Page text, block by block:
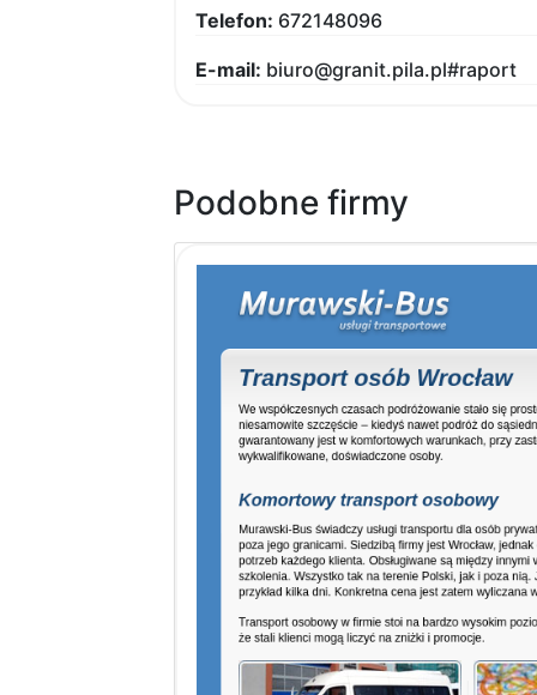
Telefon: 672148096
E-mail: biuro@granit.pila.pl#raport
Podobne firmy